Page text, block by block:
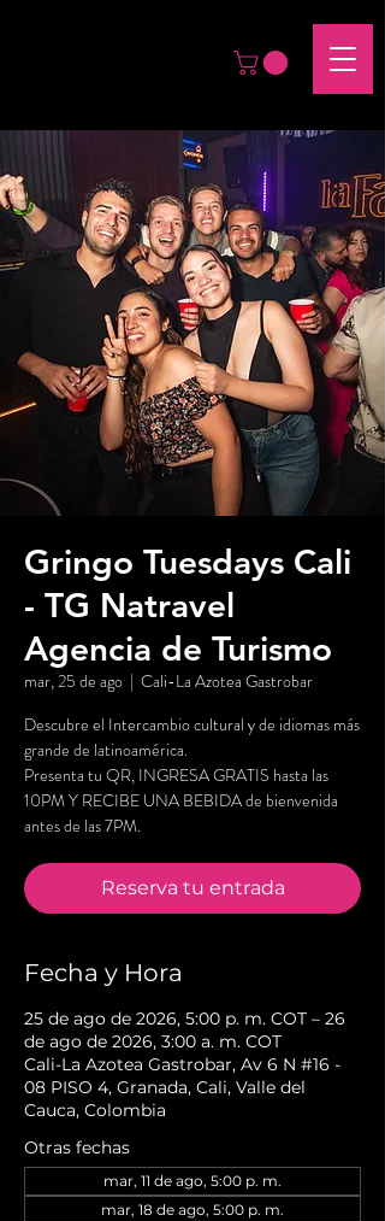
Gringo Tuesdays Cali
- TG Natravel
Agencia de Turismo
mar, 25 de ago
  |
Cali-La Azotea Gastrobar
Descubre el Intercambio cultural y de idiomas más
grande de latinoamérica.
Presenta tu QR, INGRESA GRATIS hasta las
10PM Y RECIBE UNA BEBIDA de bienvenida
antes de las 7PM.
Reserva tu entrada
Fecha y Hora
25 de ago de 2026, 5:00 p. m. COT – 26
de ago de 2026, 3:00 a. m. COT
Cali-La Azotea Gastrobar, Av 6 N #16 -
08 PISO 4, Granada, Cali, Valle del
Cauca, Colombia
Otras fechas
mar, 11 de ago, 5:00 p. m.
mar, 18 de ago, 5:00 p. m.